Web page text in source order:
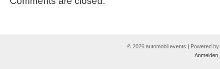
© 2026 automobil events | Powered by
Anmelden|